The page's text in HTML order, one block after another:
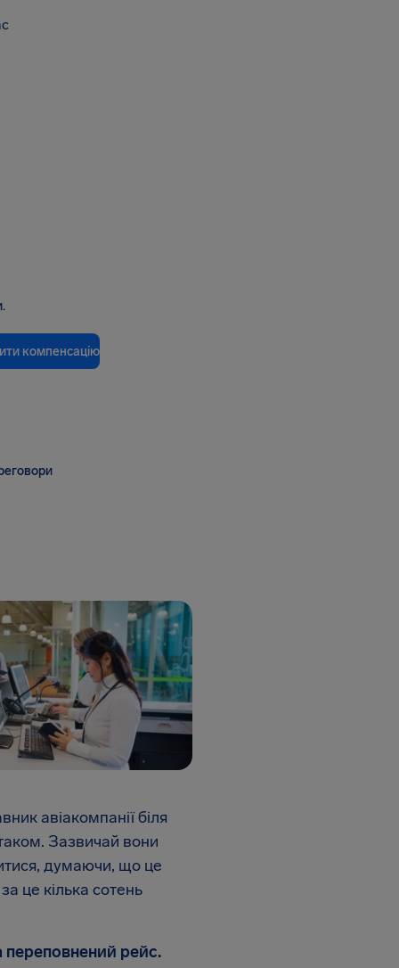
компенсацію
авіакомпанії біля
Зазвичай вони
думаючи, що це
це кілька сотень
рейс.